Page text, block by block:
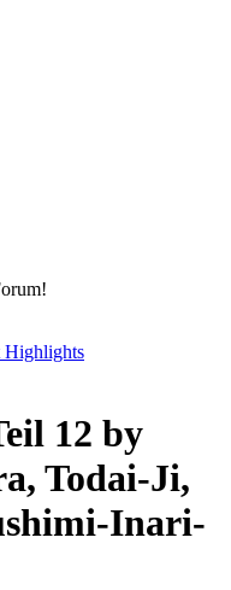
Highlights
12 by
Todai-Ji,
Inari-